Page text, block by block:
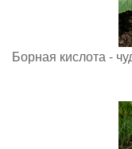
Борная кислота -